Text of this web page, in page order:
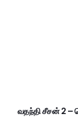
வதந்தி சீசன் 2 –